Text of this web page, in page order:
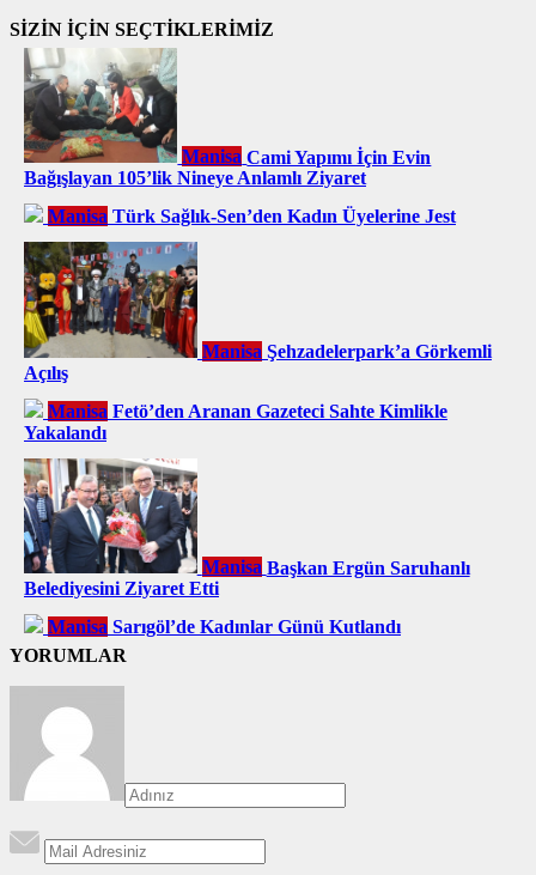
SİZİN İÇİN SEÇTİKLERİMİZ
Manisa Cami Yapımı İçin Evin
Bağışlayan 105’lik Nineye Anlamlı Ziyaret
Manisa Türk Sağlık-Sen’den Kadın Üyelerine Jest
Manisa Şehzadelerpark’a Görkemli
Açılış
Manisa Fetö’den Aranan Gazeteci Sahte Kimlikle
Yakalandı
Manisa Başkan Ergün Saruhanlı
Belediyesini Ziyaret Etti
Manisa Sarıgöl’de Kadınlar Günü Kutlandı
YORUMLAR